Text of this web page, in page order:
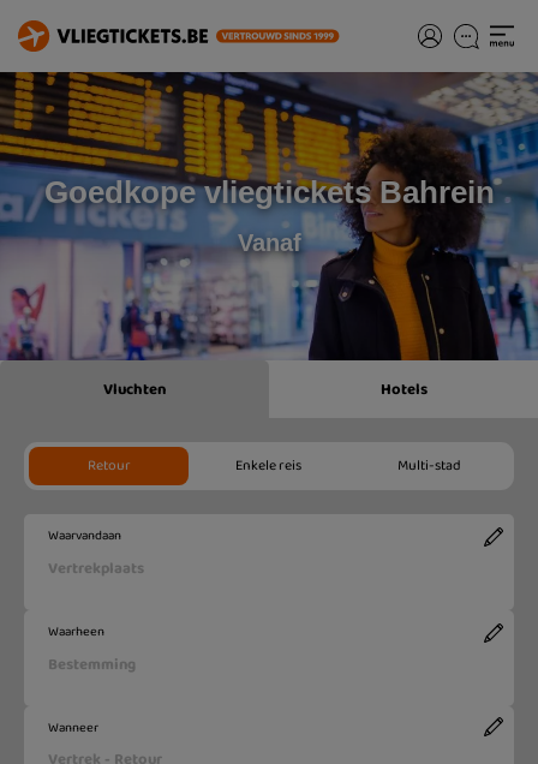
Goedkope vliegtickets Bahrein
Vanaf